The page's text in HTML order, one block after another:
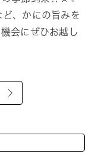
、かにの旨みを
会にぜひお越し